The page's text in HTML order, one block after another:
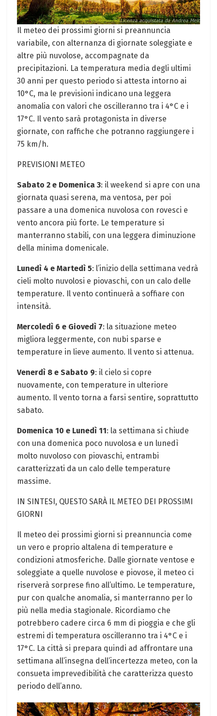
Il meteo dei prossimi giorni si preannuncia
variabile, con alternanza di giornate soleggiate e
altre più nuvolose, accompagnate da
precipitazioni. La temperatura media degli ultimi
30 anni per questo periodo si attesta intorno ai
10°C, ma le previsioni indicano una leggera
anomalia con valori che oscilleranno tra i 4°C e i
17°C. Il vento sarà protagonista in diverse
giornate, con raffiche che potranno raggiungere i
75 km/h.
PREVISIONI METEO
Sabato 2 e Domenica 3: il weekend si apre con una
giornata quasi serena, ma ventosa, per poi
passare a una domenica nuvolosa con rovesci e
vento ancora più forte. Le temperature si
manterranno stabili, con una leggera diminuzione
della minima domenicale.
Lunedì 4 e Martedì 5: l’inizio della settimana vedrà
cieli molto nuvolosi e piovaschi, con un calo delle
temperature. Il vento continuerà a soffiare con
intensità.
Mercoledì 6 e Giovedì 7: la situazione meteo
migliora leggermente, con nubi sparse e
temperature in lieve aumento. Il vento si attenua.
Venerdì 8 e Sabato 9: il cielo si copre
nuovamente, con temperature in ulteriore
aumento. Il vento torna a farsi sentire, soprattutto
sabato.
Domenica 10 e Lunedì 11: la settimana si chiude
con una domenica poco nuvolosa e un lunedì
molto nuvoloso con piovaschi, entrambi
caratterizzati da un calo delle temperature
massime.
IN SINTESI, QUESTO SARÀ IL METEO DEI PROSSIMI
GIORNI
Il meteo dei prossimi giorni si preannuncia come
un vero e proprio altalena di temperature e
condizioni atmosferiche. Dalle giornate ventose e
soleggiate a quelle nuvolose e piovose, il meteo ci
riserverà sorprese fino all’ultimo. Le temperature,
pur con qualche anomalia, si manterranno per lo
più nella media stagionale. Ricordiamo che
potrebbero cadere circa 6 mm di pioggia e che gli
estremi di temperatura oscilleranno tra i 4°C e i
17°C. La città si prepara quindi ad affrontare una
settimana all’insegna dell’incertezza meteo, con la
consueta imprevedibilità che caratterizza questo
periodo dell’anno.